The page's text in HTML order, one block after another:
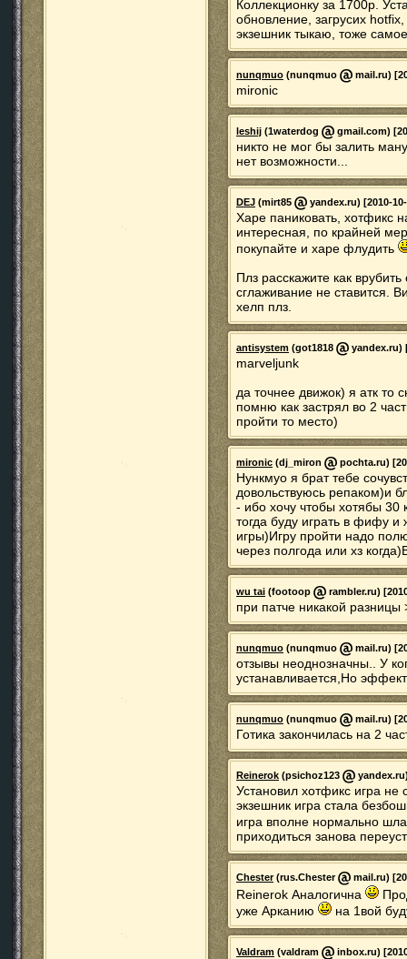
Коллекционку за 1700р.
обновление, загрусих
экзешник тыкаю, тоже
nunqmuo (nunqmuo mail.ru)
mironic
leshij (1waterdog gmail.com)
никто не мог бы залить
нет возможности...
DEJ (mirt85 yandex.ru) [2010-
Харе паниковать, хотфикс
интересная, по крайней
покупайте и харе флудить
Плз расскажите как
сглаживание не ставится.
хелп плз.
antisystem (got1818 yandex.ru)
marveljunk
да точнее движок) я атк то
помню как застрял во 2
пройти то место)
mironic (dj_miron pochta.ru)
Нункмуо я брат тебе
довольствуюсь репаком)и
- ибо хочу чтобы хотябы 30
тогда буду играть в фифу
игры)Игру пройти надо
через полгода или хз
wu tai (footoop rambler.ru)
при патче никакой разницы
nunqmuo (nunqmuo mail.ru)
отзывы неоднозначны.. У
устанавливается,Но
nunqmuo (nunqmuo mail.ru)
Готика закончилась на 2
Reinerok (psichoz123
Установил хотфикс игра не
экзешник игра стала
игра вполне нормально
приходиться занова
Chester(rus.Chester mail.ru)
Reinerok Аналогична
уже Арканию
на 1вой
Valdram (valdram inbox.ru)